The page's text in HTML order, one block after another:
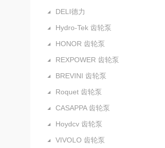
DELI德力
Hydro-Tek 齿轮泵
HONOR 齿轮泵
REXPOWER 齿轮泵
BREVINI 齿轮泵
Roquet 齿轮泵
CASAPPA 齿轮泵
Hoydcv 齿轮泵
VIVOLO 齿轮泵